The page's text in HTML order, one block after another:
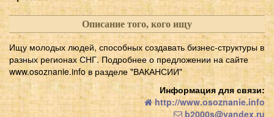
Описание того, кого ищу
Ищу молодых людей, способных создавать бизнес-структуры в
разных регионах СНГ. Подробнее о предложении на сайте
www.osoznanie.info в разделе "ВАКАНСИИ"
Информация для связи:
http://www.osoznanie.info
b2000s@yandex.ru